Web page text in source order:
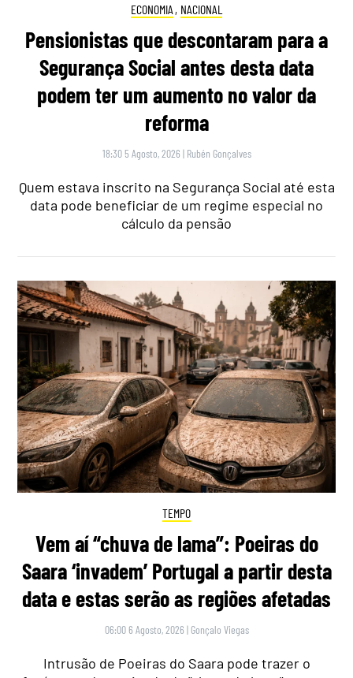
ECONOMIA , NACIONAL
Pensionistas que descontaram para a
Segurança Social antes desta data
podem ter um aumento no valor da
reforma
18:30 5 Agosto, 2026 | Rubén Gonçalves
Quem estava inscrito na Segurança Social até esta
data pode beneficiar de um regime especial no
cálculo da pensão
TEMPO
Vem aí “chuva de lama”: Poeiras do
Saara ‘invadem’ Portugal a partir desta
data e estas serão as regiões afetadas
06:00 6 Agosto, 2026 | Gonçalo Viegas
Intrusão de Poeiras do Saara pode trazer o